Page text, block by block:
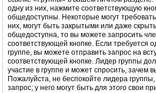
одну из них, нажмите соответствующую
общедоступны. Некоторые могут
них, могут быть закрытыми или даже
общедоступна, то вы можете запросить
соответствующей кнопке. Если требуется
группе, вы можете отправить запрос на
соответствующей кнопке. Лидер группы
участие в группе и может спросить, зачем
Пожалуйста, не беспокойте лидера
запрос; у него могут быть для этого свои